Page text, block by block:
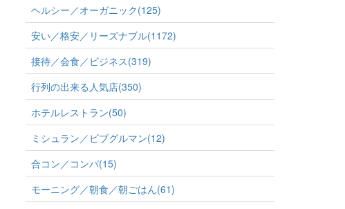
ヘルシー／オーガニック(125)
安い／格安／リーズナブル(1172)
接待／会食／ビジネス(319)
行列の出来る人気店(350)
ホテルレストラン(50)
ミシュラン／ビブグルマン(12)
合コン／コンパ(15)
モーニング／朝食／朝ごはん(61)